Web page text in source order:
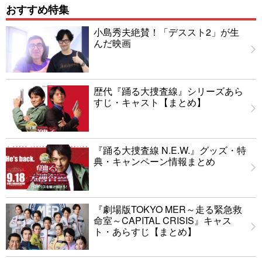
おすすめ特集
小島秀夫絶賛！「デススト2」が生
んだ映画
歴代『踊る大捜査線』シリーズあら
すじ・キャスト【まとめ】
『踊る大捜査線 N.E.W.』グッズ・特
典・キャンペーン情報まとめ
『劇場版TOKYO MER～走る緊急救
命室～CAPITAL CRISIS』キャス
ト・あらすじ【まとめ】